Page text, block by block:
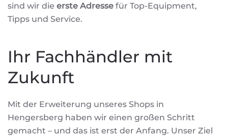
sind wir die erste Adresse für Top-Equipment,
Tipps und Service.
Ihr Fachhändler mit
Zukunft
Mit der Erweiterung unseres Shops in
Hengersberg haben wir einen großen Schritt
gemacht – und das ist erst der Anfang. Unser Ziel